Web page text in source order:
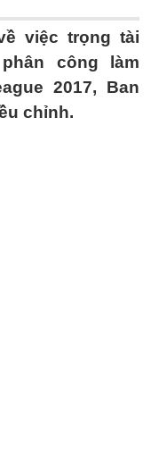
việc trọng tài
công làm
2017, Ban
chỉnh.